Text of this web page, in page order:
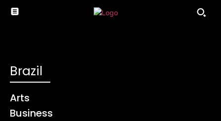
Brazil
Arts
Business